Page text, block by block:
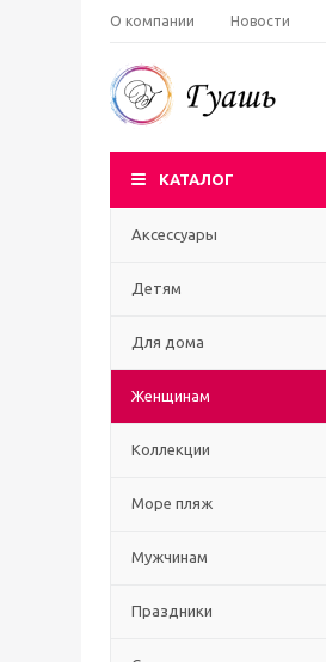
О компании Новости
КАТАЛОГ
Аксессуары
Детям
Для дома
Женщинам
Коллекции
Море пляж
Мужчинам
Праздники